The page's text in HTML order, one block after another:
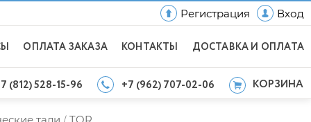
Регистрация Вход
ОПЛАТА ЗАКАЗА КОНТАКТЫ ДОСТАВКА И ОПЛАТА
(812) 528-15-96 +7 (962) 707-02-06 КОРЗИНА
/